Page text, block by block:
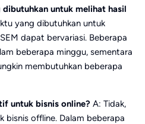
untuk melihat hasil
yang dibutuhkan untuk
dapat bervariasi. Beberapa
beberapa minggu, sementara
membutuhkan beberapa
untuk bisnis online? A: Tidak,
bisnis offline. Dalam beberapa